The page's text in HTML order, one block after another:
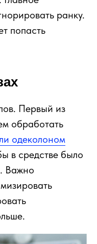
ранку.
попасть
Первый из
обработать
одеколоном
в средстве было
Важно